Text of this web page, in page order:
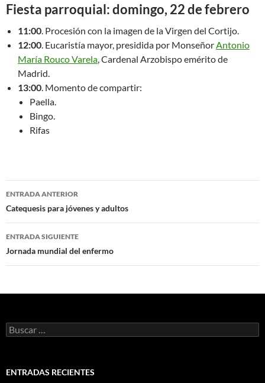
Fiesta parroquial: domingo, 22 de febrero
11:00. Procesión con la imagen de la Virgen del Cortijo.
12:00. Eucaristía mayor, presidida por MonseñorAntonio
María Rouco Varela, Cardenal Arzobispo emérito de
Madrid.
13:00. Momento de compartir:
Paella.
Bingo.
Rifas
Navegación
de
entradas
ENTRADA ANTERIOR
Catequesis para jóvenes y adultos
ENTRADA SIGUIENTE
Jornada mundial del enfermo
Buscar:
ENTRADAS RECIENTES